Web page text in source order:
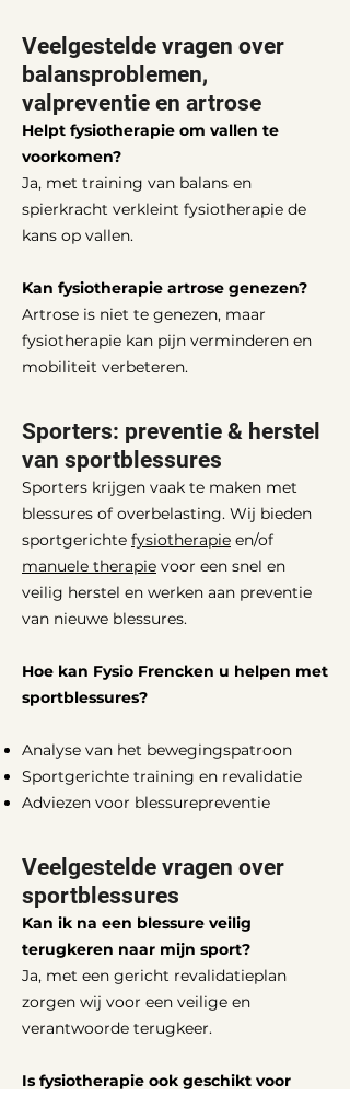
Veelgestelde vragen over
balansproblemen,
valpreventie en artrose
Helpt fysiotherapie om vallen te
voorkomen?
Ja, met training van balans en
spierkracht verkleint fysiotherapie de
kans op vallen.
Kan fysiotherapie artrose genezen?
Artrose is niet te genezen, maar
fysiotherapie kan pijn verminderen en
mobiliteit verbeteren.
Sporters: preventie & herstel
van sportblessures
Sporters krijgen vaak te maken met
blessures of overbelasting. Wij bieden
sportgerichte fysiotherapie en/of
manuele therapie voor een snel en
veilig herstel en werken aan preventie
van nieuwe blessures.
Hoe kan Fysio Frencken u helpen met
sportblessures?
Analyse van het bewegingspatroon
Sportgerichte training en revalidatie
Adviezen voor blessurepreventie
Veelgestelde vragen over
sportblessures
Kan ik na een blessure veilig
terugkeren naar mijn sport?
Ja, met een gericht revalidatieplan
zorgen wij voor een veilige en
verantwoorde terugkeer.
Is fysiotherapie ook geschikt voor